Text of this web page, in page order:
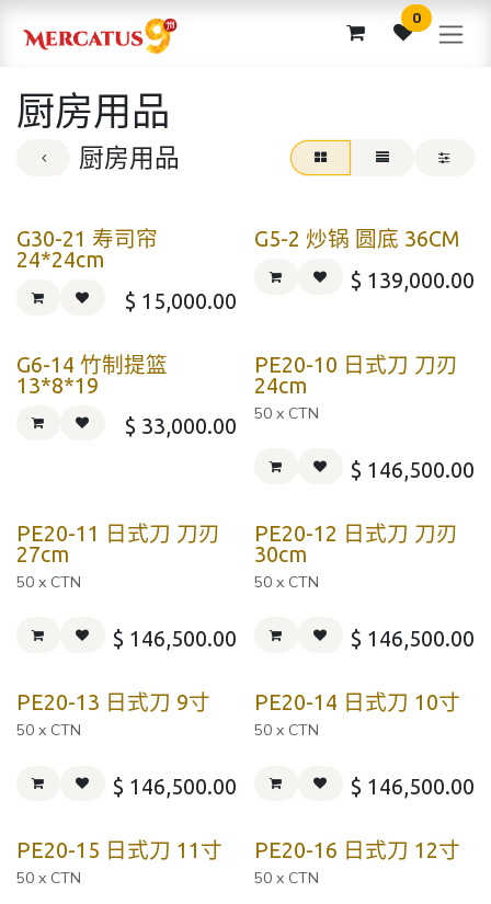
0
厨房用品
厨房用品
G30-21 寿司帘
24*24cm
$ 15,000.00
G5-2 炒锅 圆底 36CM
$ 139,000.00
G6-14 竹制提篮
13*8*19
$ 33,000.00
PE20-10 日式刀 刀刃
24cm
50 x CTN
$ 146,500.00
PE20-11 日式刀 刀刃
27cm
50 x CTN
$ 146,500.00
PE20-12 日式刀 刀刃
30cm
50 x CTN
$ 146,500.00
PE20-13 日式刀 9寸
50 x CTN
$ 146,500.00
PE20-14 日式刀 10寸
50 x CTN
$ 146,500.00
PE20-15 日式刀 11寸
50 x CTN
PE20-16 日式刀 12寸
50 x CTN